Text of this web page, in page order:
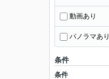
動画あり
パノラマあり
条件
条件